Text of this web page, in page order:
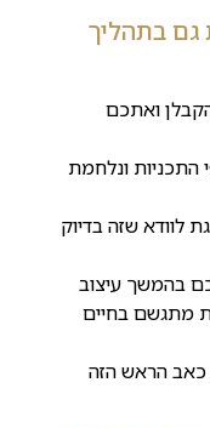
בתהליך
ואתכם
התכניות ונלחמת
לוודא שזה בדיוק
בהמשך עיצוב
מתגשם בחיים
הראש הזה